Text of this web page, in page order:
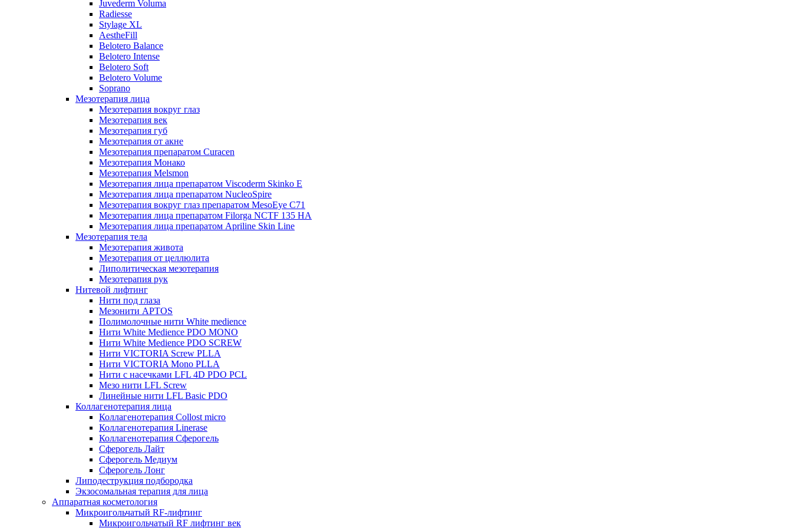
Juvederm Voluma
Radiesse
Stylage XL
AestheFill
Belotero Balance
Belotero Intense
Belotero Soft
Belotero Volume
Soprano
Мезотерапия лица
Мезотерапия вокруг глаз
Мезотерапия век
Мезотерапия губ
Мезотерапия от акне
Мезотерапия препаратом Curacen
Мезотерапия Монако
Мезотерапия Melsmon
Мезотерапия лица препаратом Viscoderm Skinko E
Мезотерапия лица препаратом NucleoSpire
Мезотерапия вокруг глаз препаратом MesoEye С71
Мезотерапия лица препаратом Filorga NCTF 135 HA
Мезотерапия лица препаратом Apriline Skin Line
Мезотерапия тела
Мезотерапия живота
Мезотерапия от целлюлита
Липолитическая мезотерапия
Мезотерапия рук
Нитевой лифтинг
Нити под глаза
Мезонити APTOS
Полимолочные нити White medience
Нити White Medience PDO MONO
Нити White Medience PDO SCREW
Нити VICTORIA Screw PLLA
Нити VICTORIA Mono PLLA
Нити с насечками LFL 4D PDO PCL
Мезо нити LFL Screw
Линейные нити LFL Basic PDO
Коллагенотерапия лица
Коллагенотерапия Collost micro
Коллагенотерапия Linerase
Коллагенотерапия Сферогель
Сферогель Лайт
Сферогель Медиум
Сферогель Лонг
Липодеструкция подбородка
Экзосомальная терапия для лица
Аппаратная косметология
Микроигольчатый RF-лифтинг
Микроигольчатый RF лифтинг век